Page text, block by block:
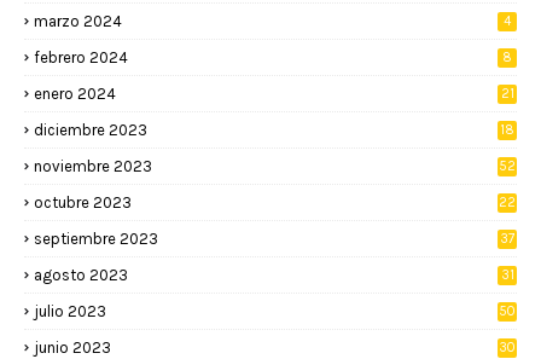
marzo 2024 4
febrero 2024 8
enero 2024 21
diciembre 2023 18
noviembre 2023 52
octubre 2023 22
septiembre 2023 37
agosto 2023 31
julio 2023 50
junio 2023 30